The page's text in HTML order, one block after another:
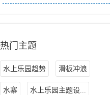
热门主题
水上乐园趋势 滑板冲浪
水寨 水上乐园主题设...